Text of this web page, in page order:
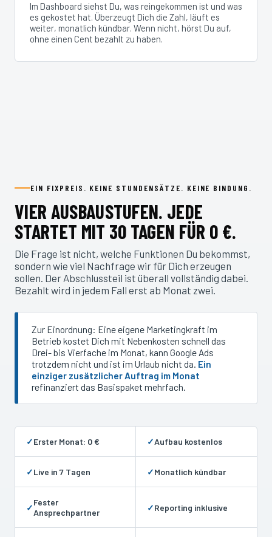
Im Dashboard siehst Du, was reingekommen ist und was
es gekostet hat. Überzeugt Dich die Zahl, läuft es
weiter, monatlich kündbar. Wenn nicht, hörst Du auf,
ohne einen Cent bezahlt zu haben.
EIN FIXPREIS. KEINE STUNDENSÄTZE. KEINE BINDUNG.
VIER AUSBAUSTUFEN. JEDE
STARTET MIT 30 TAGEN FÜR 0 €.
Die Frage ist nicht, welche Funktionen Du bekommst,
sondern wie viel Nachfrage wir für Dich erzeugen
sollen. Der Abschlussteil ist überall vollständig dabei.
Bezahlt wird in jedem Fall erst ab Monat zwei.
Zur Einordnung: Eine eigene Marketingkraft im
Betrieb kostet Dich mit Nebenkosten schnell das
Drei- bis Vierfache im Monat, kann Google Ads
trotzdem nicht und ist im Urlaub nicht da. Ein
einziger zusätzlicher Auftrag im Monat
refinanziert das Basispaket mehrfach.
✓Erster Monat: 0 € ✓Aufbau kostenlos
✓Live in 7 Tagen ✓Monatlich kündbar
✓Fester
Ansprechpartner
✓Reporting inklusive